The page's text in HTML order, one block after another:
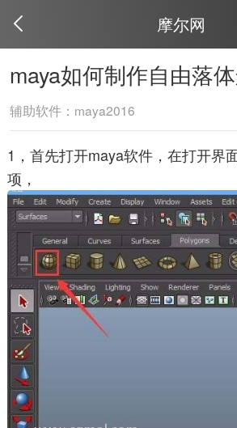
摩尔网
maya如何制作自由落
辅助软件：maya2016
1，首先打开maya软件，在打开界
项，